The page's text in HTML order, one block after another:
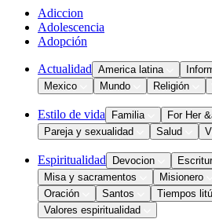
Adiccion
Adolescencia
Adopción
Actualidad America latina
Mexico
Mundo Religión
Estilo de vida Familia
For Her
Pareja y sexualidad
Salud
Espiritualidad Devocion
Misa y sacramentos
Misionero
Oración
Santos
Tiempos
Valores espiritualidad